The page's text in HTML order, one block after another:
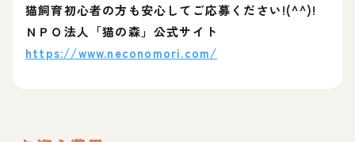
猫飼育初心者の方も安心してご応募ください!(^^)!
ＮＰＯ法人「猫の森」公式サイト
https://www.neconomori.com/